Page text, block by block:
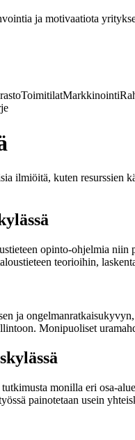
ja motivaatiota
ToimitilatMarkkinointi
ilmiöitä, kuten resurssien
opinto-ohjelmia
teorioihin,
ja
Monipuoliset
monilla eri osa-
painotetaan usein